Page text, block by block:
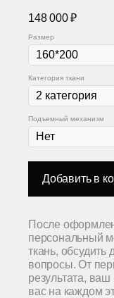
148 000 ₽
Размер
Категория ткани
Подъемный механизм
Добавить в
После
персональный
ткань, обсудить
вопросы. От
результата,
вас на каждом